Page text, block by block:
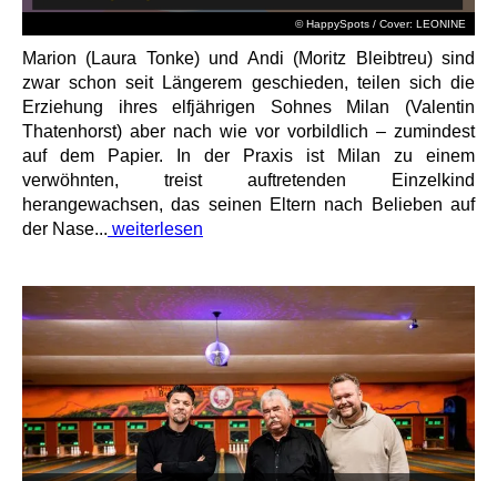
© HappySpots / Cover: LEONINE
Marion (Laura Tonke) und Andi (Moritz Bleibtreu) sind
zwar schon seit Längerem geschieden, teilen sich die
Erziehung ihres elfjährigen Sohnes Milan (Valentin
Thatenhorst) aber nach wie vor vorbildlich – zumindest
auf dem Papier. In der Praxis ist Milan zu einem
verwöhnten, treist auftretenden Einzelkind
herangewachsen, das seinen Eltern nach Belieben auf
der Nase... weiterlesen